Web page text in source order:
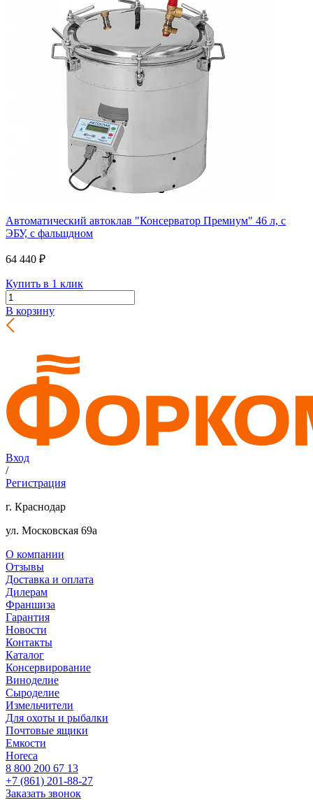
Автоматический автоклав "Консерватор Премиум" 46 л, с
ЭБУ, с фальшдном
64 440 ₽
Купить в 1 клик
В корзину
Вход
/
Регистрация
г. Краснодар
ул. Московская 69а
О компании
Отзывы
Доставка и оплата
Дилерам
Франшиза
Гарантия
Новости
Контакты
Каталог
Консервирование
Виноделие
Сыроделие
Измельчители
Для охоты и рыбалки
Почтовые ящики
Емкости
Horeca
8 800 200 67 13
+7 (861) 201-88-27
Заказать звонок